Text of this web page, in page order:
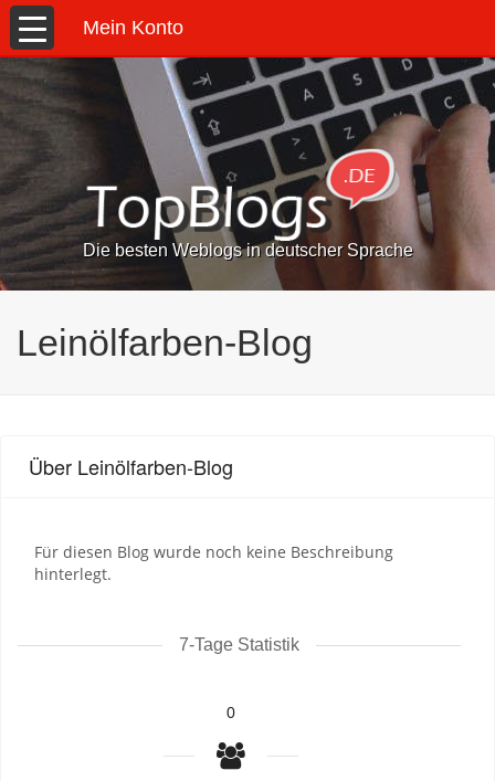
Mein Konto
Die besten Weblogs in deutscher Sprache
Leinölfarben-Blog
Über Leinölfarben-Blog
Für diesen Blog wurde noch keine Beschreibung
hinterlegt.
7-Tage Statistik
0